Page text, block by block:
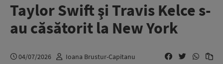
Taylor Swift şi Travis Kelce s-
au căsătorit la New York
04/07/2026 Ioana Brustur-Capitanu